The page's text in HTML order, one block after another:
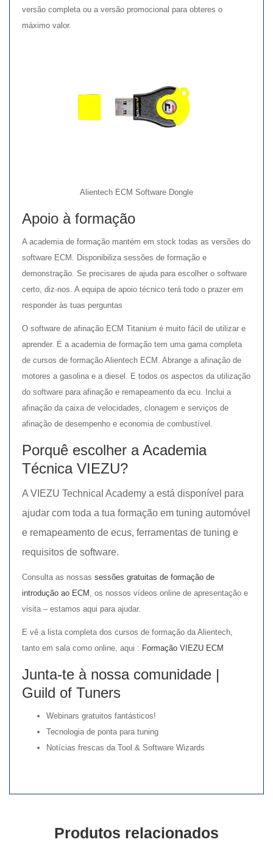
versão completa ou a versão promocional para obteres o
máximo valor.
Alientech ECM Software Dongle
Apoio à formação
A academia de formação mantém em stock todas as versões do
software ECM. Disponibiliza sessões de formação e
demonstração. Se precisares de ajuda para escolher o software
certo, diz-nos. A equipa de apoio técnico terá todo o prazer em
responder às tuas perguntas
O software de afinação ECM Titanium é muito fácil de utilizar e
aprender. E a academia de formação tem uma gama completa
de cursos de formação Alientech ECM. Abrange a afinação de
motores a gasolina e a diesel. E todos os aspectos da utilização
do software para afinação e remapeamento da ecu. Inclui a
afinação da caixa de velocidades, clonagem e serviços de
afinação de desempenho e economia de combustível.
Porquê escolher a Academia
Técnica VIEZU?
A VIEZU Technical Academy a está disponível para
ajudar com toda a tua formação em tuning automóvel
e remapeamento de ecus, ferramentas de tuning e
requisitos de software.
Consulta as nossas sessões gratuitas de formação de
introdução ao ECM
, os nossos vídeos online de apresentação e
visita – estamos aqui para ajudar.
E vê a lista completa dos cursos de formação da Alientech,
tanto em sala como online, aqui : Formação VIEZU ECM
Junta-te à nossa comunidade |
Guild of Tuners
Webinars gratuitos fantásticos!
Tecnologia de ponta para tuning
Notícias frescas da Tool & Software Wizards
Produtos relacionados